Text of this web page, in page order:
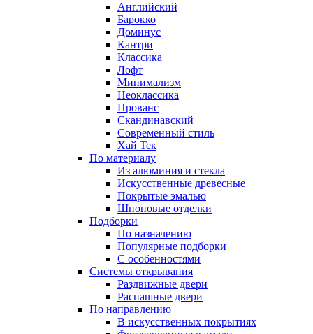
Английский
Барокко
Доминус
Кантри
Классика
Лофт
Минимализм
Неоклассика
Прованс
Скандинавский
Современный стиль
Хай Тек
По материалу
Из алюминия и стекла
Искусственные древесные
Покрытые эмалью
Шпоновые отделки
Подборки
По назначению
Популярные подборки
С особенностями
Системы открывания
Раздвижные двери
Распашные двери
По направлению
В искусственных покрытиях